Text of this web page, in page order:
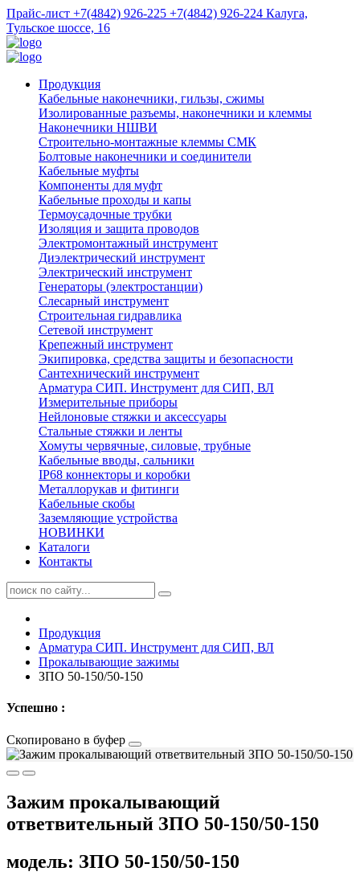
Прайс-лист +7(4842) 926-225 +7(4842) 926-224 Калуга,
Тульское шоссе, 16
Продукция
Кабельные наконечники, гильзы, сжимы
Изолированные разъемы, наконечники и клеммы
Наконечники НШВИ
Строительно-монтажные клеммы СМК
Болтовые наконечники и соединители
Кабельные муфты
Компоненты для муфт
Кабельные проходы и капы
Термоусадочные трубки
Изоляция и защита проводов
Электромонтажный инструмент
Диэлектрический инструмент
Электрический инструмент
Генераторы (электростанции)
Слесарный инструмент
Строительная гидравлика
Сетевой инструмент
Крепежный инструмент
Экипировка, средства защиты и безопасности
Сантехнический инструмент
Арматура СИП. Инструмент для СИП, ВЛ
Измерительные приборы
Нейлоновые стяжки и аксессуары
Стальные стяжки и ленты
Хомуты червячные, силовые, трубные
Кабельные вводы, сальники
IP68 коннекторы и коробки
Металлорукав и фитинги
Кабельные скобы
Заземляющие устройства
НОВИНКИ
Каталоги
Контакты
Продукция
Арматура СИП. Инструмент для СИП, ВЛ
Прокалывающие зажимы
ЗПО 50-150/50-150
Успешно :
Скопировано в буфер
Зажим прокалывающий
ответвительный ЗПО 50-150/50-150
модель: ЗПО 50-150/50-150